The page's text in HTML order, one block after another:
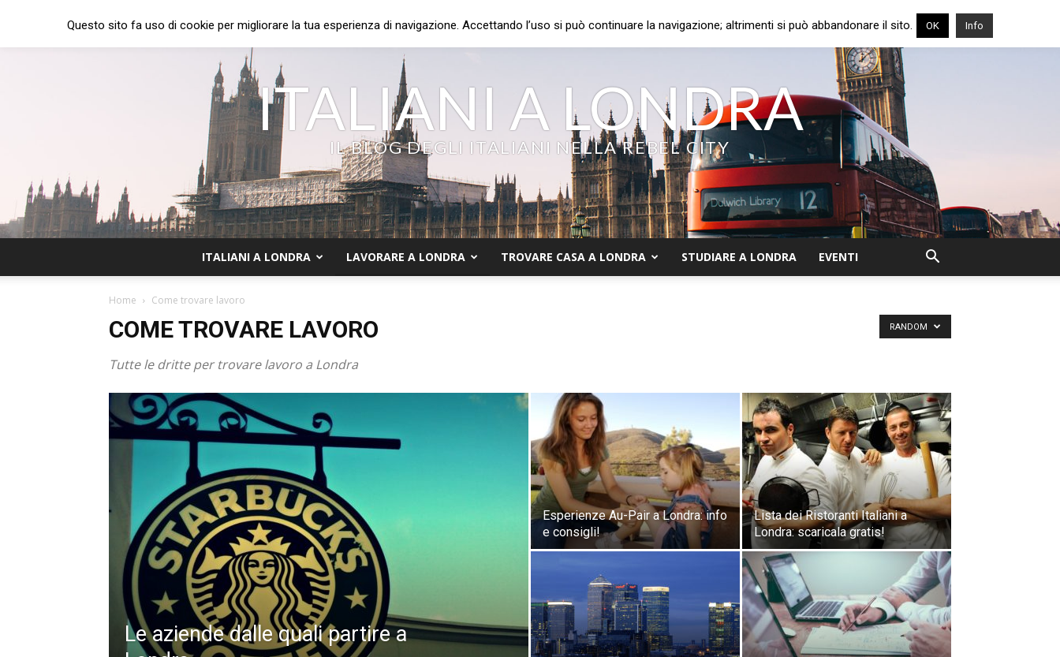
ITALIANI A LONDRA
IL BLOG DEGLI ITALIANI NELLA REBEL CITY
ITALIANI A LONDRA LAVORARE A LONDRA TROVARE CASA A LONDRA STUDIARE A LONDRA EVENTI
Home Come trovare lavoro
COME TROVARE LAVORO
Tutte le dritte per trovare lavoro a Londra
RANDOM
Le aziende dalle quali partire a
Esperienze Au-Pair a Londra: info
e consigli!
Lista dei Ristoranti Italiani a
Londra: scaricala gratis!
Questo sito fa uso di cookie per migliorare la tua esperienza di navigazione. Accettando l’uso si può continuare la navigazione; altrimenti si può abbandonare il sito. OK Info